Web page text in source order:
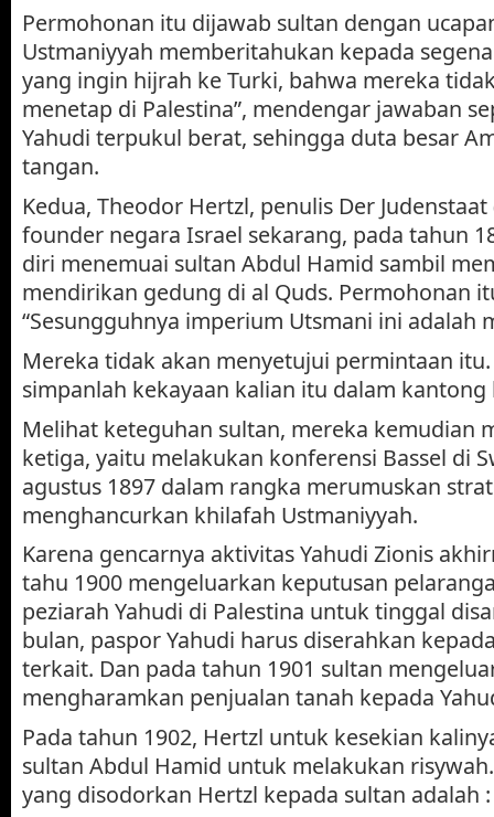
Permohonan itu dijawab sultan dengan
Ustmaniyyah memberitahukan kepada
yang ingin hijrah ke Turki, bahwa mereka
menetap di Palestina”, mendengar jawaban
Yahudi terpukul berat, sehingga duta besar
tangan.
Kedua, Theodor Hertzl, penulis Der
founder negara Israel sekarang, pada tahun
diri menemuai sultan Abdul Hamid sambil
mendirikan gedung di al Quds. Permohonan
“Sesungguhnya imperium Utsmani ini adalah
Mereka tidak akan menyetujui permintaan
simpanlah kekayaan kalian itu dalam kantong
Melihat keteguhan sultan, mereka kemudian
ketiga, yaitu melakukan konferensi Bassel di
agustus 1897 dalam rangka merumuskan
menghancurkan khilafah Ustmaniyyah.
Karena gencarnya aktivitas Yahudi Zionis
tahu 1900 mengeluarkan keputusan
peziarah Yahudi di Palestina untuk tinggal
bulan, paspor Yahudi harus diserahkan
terkait. Dan pada tahun 1901 sultan
mengharamkan penjualan tanah kepada
Pada tahun 1902, Hertzl untuk kesekian
sultan Abdul Hamid untuk melakukan
yang disodorkan Hertzl kepada sultan adalah :